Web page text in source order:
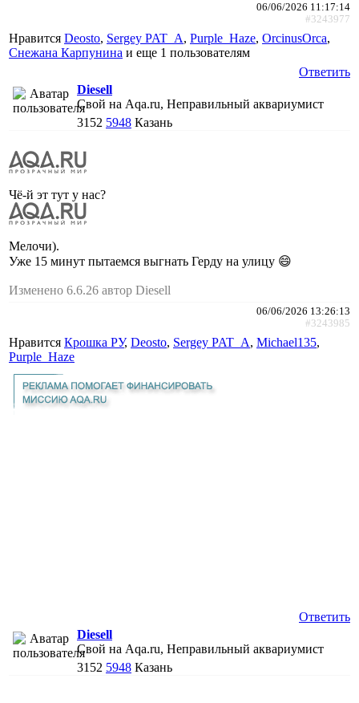
06/06/2026 11:17:14
#3243977
Нравится Deosto, Sergey PAT_A, Purple_Haze, ОrcinusОrca,
Снежана Карпунина и еще 1 пользователям
Ответить
Diesell
Свой на Aqa.ru, Неправильный аквариумист
3152 5948 Казань
Чё-й эт тут у нас?
Мелочи).
Уже 15 минут пытаемся выгнать Герду на улицу 😄
Изменено 6.6.26 автор Diesell
06/06/2026 13:26:13
#3243985
Нравится Крошка РУ, Deosto, Sergey PAT_A, Michael135,
Purple_Haze
Ответить
Diesell
Свой на Aqa.ru, Неправильный аквариумист
3152 5948 Казань